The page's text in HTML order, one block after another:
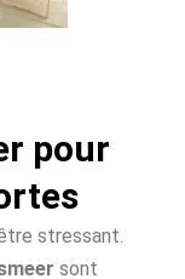
pour
stressant.
sont